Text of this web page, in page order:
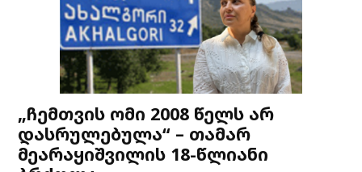
„ჩემთვის ომი 2008 წელს არ
დასრულებულა“ – თამარ
მეარაყიშვილის 18-წლიანი